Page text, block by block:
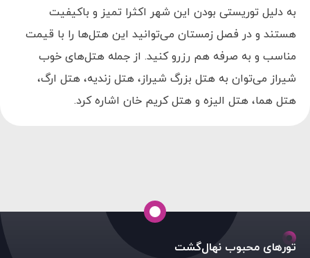
به دلیل توریستی بودن این شهر اکثرا تمیز و باکیفیت
هستند و در فصل زمستان می‌توانید این هتل‌ها را با قیمت
مناسب و به صرفه هم رزرو کنید. از جمله هتل‌های خوب
شیراز می‌توان به هتل بزرگ شیراز، هتل زندیه، هتل ارگ،
هتل هما، هتل الیزه و هتل کریم خان اشاره کرد.
تورهای محبوب نهال‌گشت